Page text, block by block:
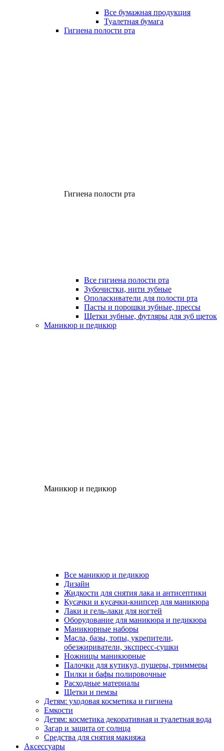
Все бумажная продукция
Туалетная бумага
Гигиена полости рта
Гигиена полости рта
Все гигиена полости рта
Зубочистки, нити зубные
Ополаскиватели для полости рта
Пасты и порошки зубные, прессы
Щетки зубные, футляры для зуб щеток
Маникюр и педикюр
Маникюр и педикюр
Все маникюр и педикюр
Дизайн
Жидкости для снятия лака и антисептики
Кусачки и кусачки-книпсер для маникюра
Лаки и гель-лаки для ногтей
Оборудование для маникюра и педикюра
Маникюрные наборы
Масла, базы, топы, укрепители,
обезжириватели, экспресс-сушки
Ножницы маникюрные
Палочки для кутикул, пушеры, триммеры
Пилки и бафы полировочные
Расходные материалы
Щетки и пемзы
Детям: уходовая косметика и гигиена
Емкости
Детям: косметика декоративная и туалетная вода
Загар и защита от солнца
Средства для снятия макияжа
Аксессуары